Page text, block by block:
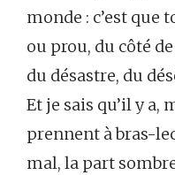
monde : c’est que
ou prou, du côté
du désastre, du
Et je sais qu’il y a,
prennent à bras-
mal, la part